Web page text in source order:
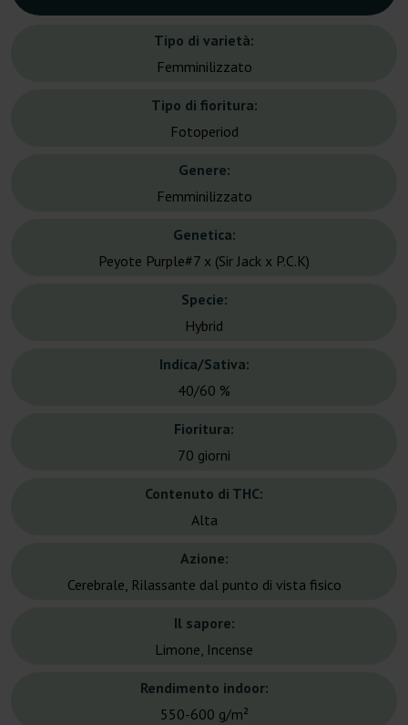
Tipo di varietà:
Femminilizzato
Tipo di fioritura:
Fotoperiod
Genere:
Femminilizzato
Genetica:
Peyote Purple#7 x (Sir Jack x P.C.K)
Specie:
Hybrid
Indica/Sativa:
40/60 %
Fioritura:
70 giorni
Contenuto di THC:
Alta
Azione:
Cerebrale, Rilassante dal punto di vista fisico
Il sapore:
Limone, Incense
Rendimento indoor:
550-600 g/m²